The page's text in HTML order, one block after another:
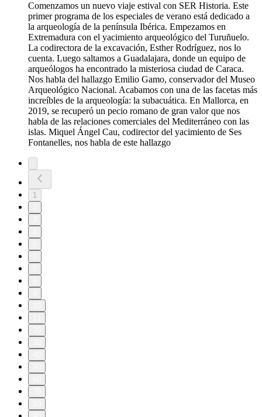
Comenzamos un nuevo viaje estival con SER Historia. Este
primer programa de los especiales de verano está dedicado a
la arqueología de la península Ibérica. Empezamos en
Extremadura con el yacimiento arqueológico del Turuñuelo.
La codirectora de la excavación, Esther Rodríguez, nos lo
cuenta. Luego saltamos a Guadalajara, donde un equipo de
arqueólogos ha encontrado la misteriosa ciudad de Caraca.
Nos habla del hallazgo Emilio Gamo, conservador del Museo
Arqueológico Nacional. Acabamos con una de las facetas más
increíbles de la arqueología: la subacuática. En Mallorca, en
2019, se recuperó un pecio romano de gran valor que nos
habla de las relaciones comerciales del Mediterráneo con las
islas. Miquel Ángel Cau, codirector del yacimiento de Ses
Fontanelles, nos habla de este hallazgo
1